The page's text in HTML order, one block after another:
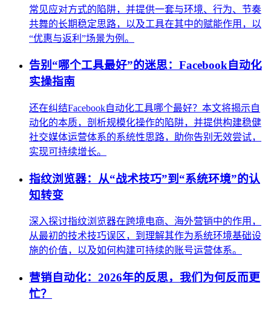
常见应对方式的陷阱，并提供一套与环境、行为、节奏
共舞的长期稳定思路，以及工具在其中的赋能作用，以
“优惠与返利”场景为例。
告别“哪个工具最好”的迷思：Facebook自动化
实操指南
还在纠结Facebook自动化工具哪个最好？本文将揭示自
动化的本质，剖析规模化操作的陷阱，并提供构建稳健
社交媒体运营体系的系统性思路，助你告别无效尝试，
实现可持续增长。
指纹浏览器：从“战术技巧”到“系统环境”的认
知转变
深入探讨指纹浏览器在跨境电商、海外营销中的作用，
从最初的技术技巧误区，到理解其作为系统环境基础设
施的价值，以及如何构建可持续的账号运营体系。
营销自动化：2026年的反思，我们为何反而更
忙？